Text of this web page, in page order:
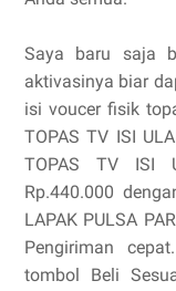
Saya baru saja
aktivasinya biar
isi voucer fisik
TOPAS TV ISI
TOPAS TV ISI
Rp.440.000
LAPAK PULSA
Pengiriman
tombol Beli